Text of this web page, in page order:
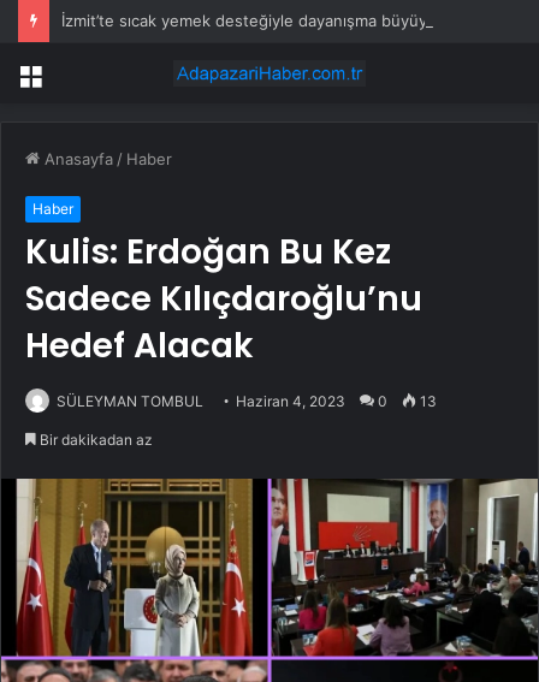
İzmit’te sıcak yemek desteğiyle dayanışma büyüyor
Menü
Anasayfa / Haber
Haber
Kulis: Erdoğan Bu Kez
Sadece Kılıçdaroğlu’nu
Hedef Alacak
SÜLEYMAN TOMBUL Haziran 4, 2023 0 13
Bir dakikadan az